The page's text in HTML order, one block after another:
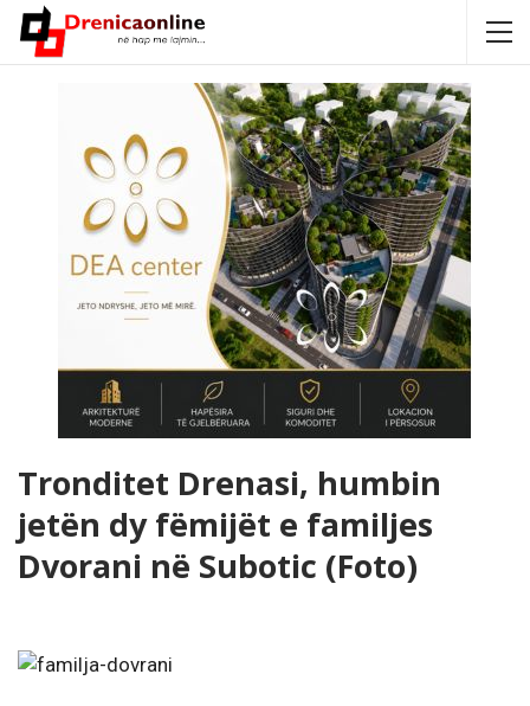
Tronditet Drenasi, humbin
jetën dy fëmijët e familjes
Dvorani në Subotic (Foto)